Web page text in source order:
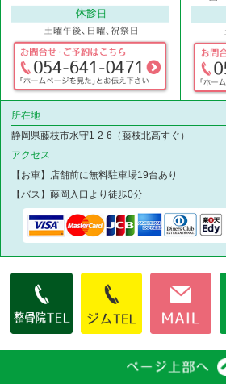
所在地
静岡県藤枝市水守1-2-6（藤枝北高すぐ）
アクセス
【お車】店舗前に無料駐車場19台あり
【バス】藤岡入口より徒歩0分